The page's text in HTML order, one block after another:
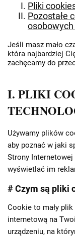
Pliki
Pozostałe
Jeśli masz mało
która najbardziej
zachęcamy do
I. PLIKI
Używamy plików
aby poznać w jaki
Strony
wyświetlać im
# Czym są pliki
Cookie to mały
internetową na
urządzeniu, na